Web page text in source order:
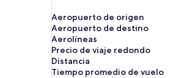
Aeropuerto de origen
Aeropuerto de destino
Aerolíneas
Precio de viaje redondo
Distancia
Tiempo promedio de vuelo